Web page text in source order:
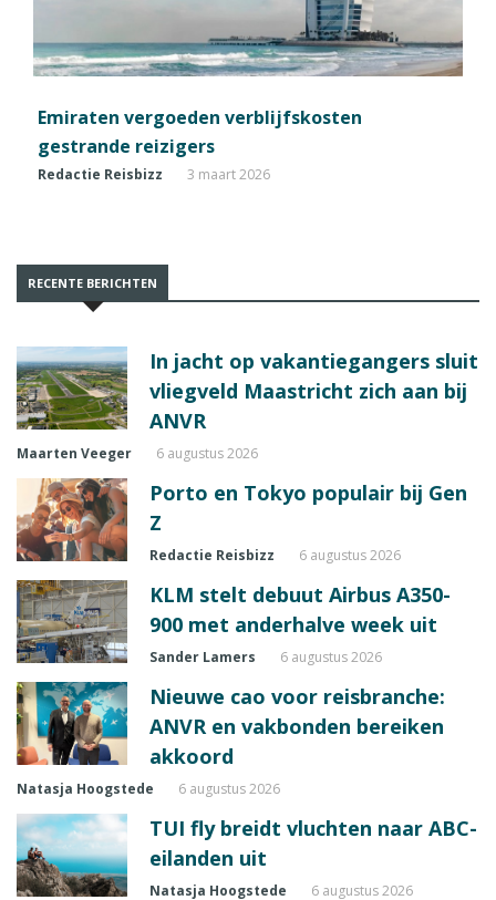
Emiraten vergoeden verblijfskosten
gestrande reizigers
Redactie Reisbizz 3 maart 2026
RECENTE BERICHTEN
In jacht op vakantiegangers sluit
vliegveld Maastricht zich aan bij
ANVR
Maarten Veeger 6 augustus 2026
Porto en Tokyo populair bij Gen
Z
Redactie Reisbizz 6 augustus 2026
KLM stelt debuut Airbus A350-
900 met anderhalve week uit
Sander Lamers 6 augustus 2026
Nieuwe cao voor reisbranche:
ANVR en vakbonden bereiken
akkoord
Natasja Hoogstede 6 augustus 2026
TUI fly breidt vluchten naar ABC-
eilanden uit
Natasja Hoogstede 6 augustus 2026